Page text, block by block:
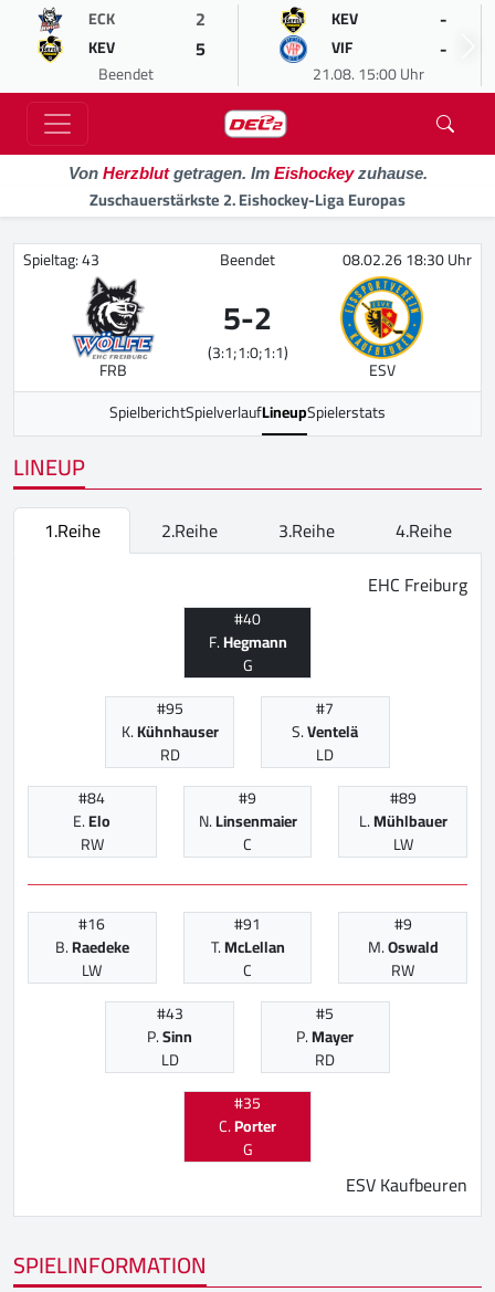
ECK 2
KEV 5
Beendet
KEV -
VIF -
21.08. 15:00 Uhr
Von Herzblutgetragen. Im Eishockeyzuhause.
Zuschauerstärkste 2. Eishockey-Liga Europas
Spieltag: 43 Beendet 08.02.26 18:30 Uhr
FRB
5-2
(3:1;1:0;1:1)
ESV
SpielberichtSpielverlaufLineupSpielerstats
LINEUP
1.Reihe 2.Reihe 3.Reihe
4.Reihe
EHC Freiburg
#40
F.Hegmann
G
#95
K.Kühnhauser
RD
#7
S.Ventelä
LD
#84
E.Elo
RW
#9
N.Linsenmaier
C
#89
L.Mühlbauer
LW
#16
B.Raedeke
LW
#91
T.McLellan
C
#9
M.Oswald
RW
#43
P.Sinn
LD
#5
P.Mayer
RD
#35
C.Porter
G
ESV Kaufbeuren
SPIELINFORMATION